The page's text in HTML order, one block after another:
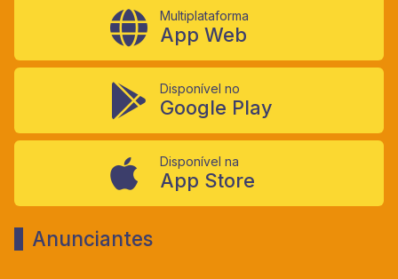
Multiplataforma
App Web
Disponível no
Google Play
Disponível na
App Store
Anunciantes